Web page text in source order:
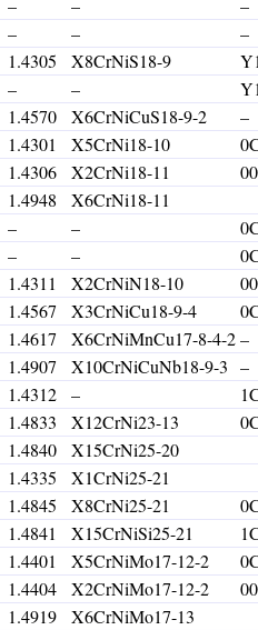
– –
–
– –
–
1.4305 X8CrNiS18-9
– –
1.4570 X6CrNiCuS18-9-2
–
1.4301 X5CrNi18-10
1.4306 X2CrNi18-11
1.4948
X6CrNi18-11
– –
– –
1.4311 X2CrNiN18-10
1.4567 X3CrNiCu18-9-4
1.4617 X6CrNiMnCu17-8-4-2–
1.4907 X10CrNiCuNb18-9-3 –
1.4312 –
1.4833 X12CrNi23-13
1.4840
X15CrNi25-20
1.4335
X1CrNi25-21
1.4845 X8CrNi25-21
1.4841 X15CrNiSi25-21
1.4401 X5CrNiMo17-12-2
1.4404 X2CrNiMo17-12-2
1.4919
X6CrNiMo17-13